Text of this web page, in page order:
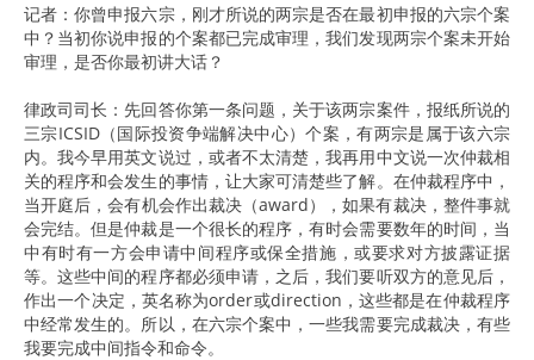
记者：你曾申报六宗，刚才所说的两宗是否在最初申报的六宗个案
中？当初你说申报的个案都已完成审理，我们发现两宗个案未开始
审理，是否你最初讲大话？
律政司司长：先回答你第一条问题，关于该两宗案件，报纸所说的
三宗ICSID（国际投资争端解决中心）个案，有两宗是属于该六宗
内。我今早用英文说过，或者不太清楚，我再用中文说一次仲裁相
关的程序和会发生的事情，让大家可清楚些了解。在仲裁程序中，
当开庭后，会有机会作出裁决（award），如果有裁决，整件事就
会完结。但是仲裁是一个很长的程序，有时会需要数年的时间，当
中有时有一方会申请中间程序或保全措施，或要求对方披露证据
等。这些中间的程序都必须申请，之后，我们要听双方的意见后，
作出一个决定，英名称为order或direction，这些都是在仲裁程序
中经常发生的。所以，在六宗个案中，一些我需要完成裁决，有些
我要完成中间指令和命令。